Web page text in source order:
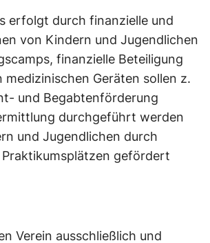
erfolgt durch finanzielle und
von Kindern und Jugendlichen
finanzielle Beteiligung
Geräten sollen z.
und Begabtenförderung
durchgeführt werden
und Jugendlichen durch
gefördert
Verein ausschließlich und